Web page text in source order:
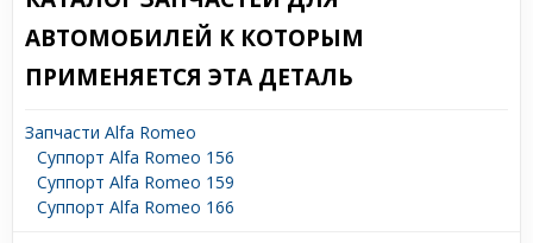
АВТОМОБИЛЕЙ К КОТОРЫМ
ПРИМЕНЯЕТСЯ ЭТА ДЕТАЛЬ
Запчасти Alfa Romeo
Суппорт Alfa Romeo 156
Суппорт Alfa Romeo 159
Суппорт Alfa Romeo 166